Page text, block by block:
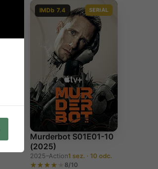
IMDb 7.4 SERIAL
Murderbot S01E01-10
(2025)
2025–Action1 sez. · 10 odc.
8/10